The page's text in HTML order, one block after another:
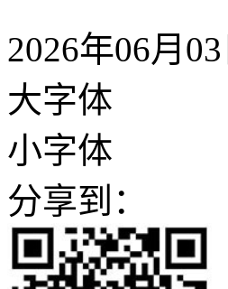
2026年06月
大字体
小字体
分享到：